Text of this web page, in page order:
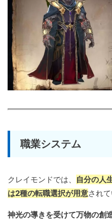
職業システム
クレイモンドでは、
自分の人
は2種の転職選択が用意されて
神光の導きを受けて万物の創